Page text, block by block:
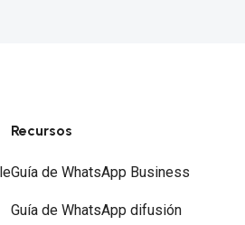
Recursos
Guía de WhatsApp Business
Guía de WhatsApp difusión